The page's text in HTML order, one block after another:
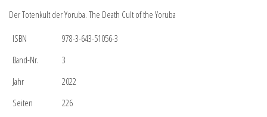
Der Totenkult der Yoruba. The Death Cult of the Yoruba
ISBN
978-3-643-51056-3
Band-Nr.
3
Jahr
2022
Seiten
226